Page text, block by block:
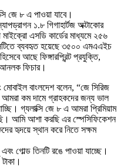
জে ৮ এ পাওয়া যাবে।
১.৮ গিগাহার্টজ অক্টাকোর
মাইক্রো এসডি কার্ডের মাধ্যমে ২৫৬
ব্যবহৃত হয়েছে ৩৫০০ এমএএইচ
আছে ফিঙ্গারপ্রিন্ট প্রযুক্তি,
আনলক ফিচার।
বাংলদেশ বলেন, “জে সিরিজ
আমরা কম দামে গ্রাহকদের জন্য ভাল
গ্যলাক্সি জে ৮ এ আমরা প্রিমিয়াম
আমি আশা করছি এর স্পেসিফিকেশন
হৃদয়ে স্থান করে নিতে সক্ষম
গোল্ড তিনটি রঙে পাওয়া যাচ্ছে।